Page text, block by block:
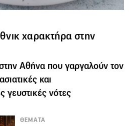
χαρακτήρα στην
Αθήνα που γαργαλούν τον
και
γευστικές νότες
ΘΕΜΑΤΑ